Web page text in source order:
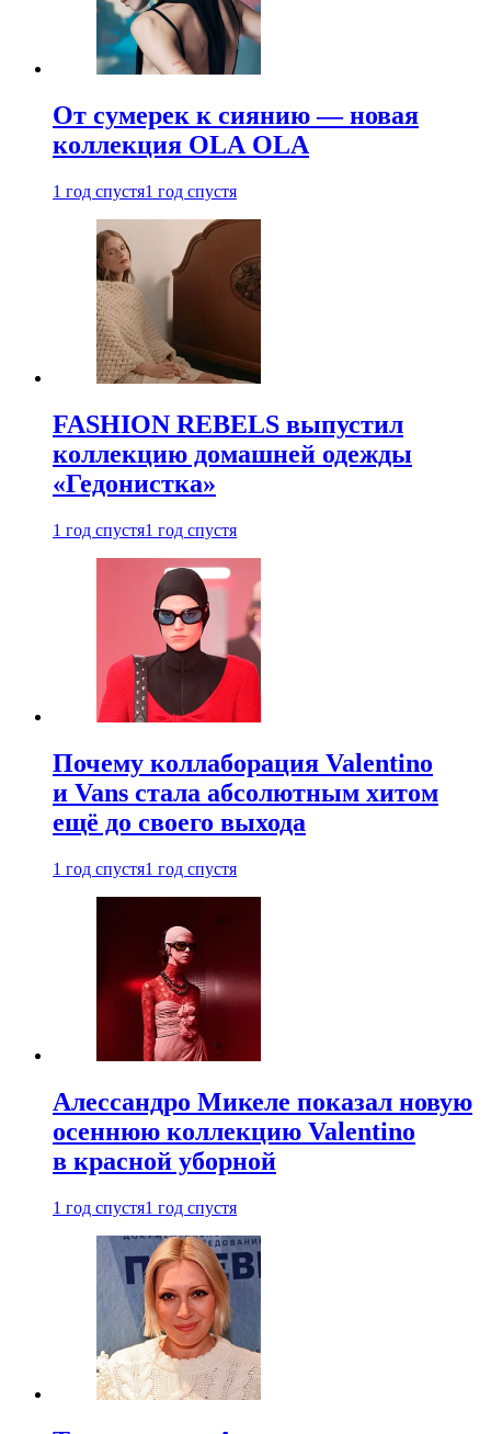
От сумерек к сиянию — новая
коллекция OLA OLA
1 год спустя1 год спустя
FASHION REBELS выпустил
коллекцию домашней одежды
«Гедонистка»
1 год спустя1 год спустя
Почему коллаборация Valentino
и Vans стала абсолютным хитом
ещё до своего выхода
1 год спустя1 год спустя
Алессандро Микеле показал новую
осеннюю коллекцию Valentino
в красной уборной
1 год спустя1 год спустя